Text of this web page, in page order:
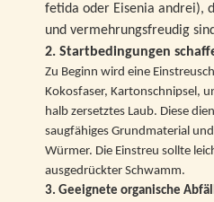
fetida oder Eisenia andrei),
und vermehrungsfreudig
2. Startbedingungen
Zu Beginn wird eine
Kokosfaser, Kartonschnipsel,
halb zersetztes Laub. Diese
saugfähiges Grundmaterial
Würmer. Die Einstreu sollte
ausgedrückter Schwamm.
3. Geeignete organische